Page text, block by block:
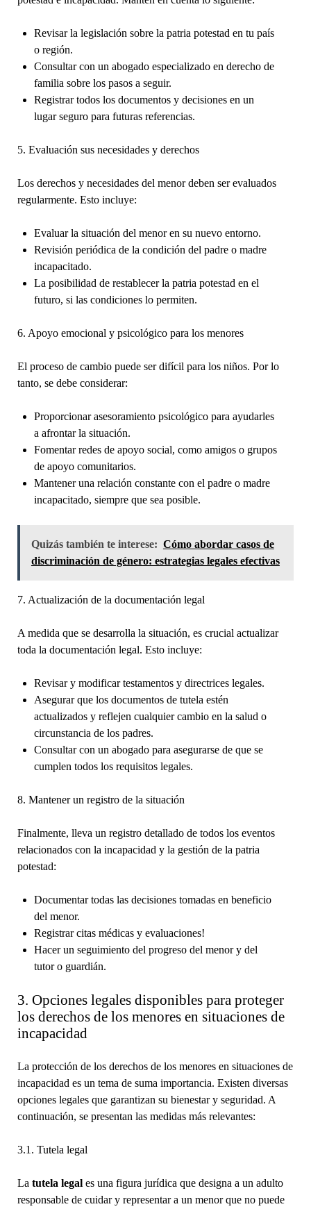
Revisar la legislación sobre la patria potestad en tu país
o región.
Consultar con un abogado especializado en derecho de
familia sobre los pasos a seguir.
Registrar todos los documentos y decisiones en un
lugar seguro para futuras referencias.
5. Evaluación sus necesidades y derechos
Los derechos y necesidades del menor deben ser evaluados
regularmente. Esto incluye:
Evaluar la situación del menor en su nuevo entorno.
Revisión periódica de la condición del padre o madre
incapacitado.
La posibilidad de restablecer la patria potestad en el
futuro, si las condiciones lo permiten.
6. Apoyo emocional y psicológico para los menores
El proceso de cambio puede ser difícil para los niños. Por lo
tanto, se debe considerar:
Proporcionar asesoramiento psicológico para ayudarles
a afrontar la situación.
Fomentar redes de apoyo social, como amigos o grupos
de apoyo comunitarios.
Mantener una relación constante con el padre o madre
incapacitado, siempre que sea posible.
Quizás también te interese: Cómo abordar casos de
discriminación de género: estrategias legales efectivas
7. Actualización de la documentación legal
A medida que se desarrolla la situación, es crucial actualizar
toda la documentación legal. Esto incluye:
Revisar y modificar testamentos y directrices legales.
Asegurar que los documentos de tutela estén
actualizados y reflejen cualquier cambio en la salud o
circunstancia de los padres.
Consultar con un abogado para asegurarse de que se
cumplen todos los requisitos legales.
8. Mantener un registro de la situación
Finalmente, lleva un registro detallado de todos los eventos
relacionados con la incapacidad y la gestión de la patria
potestad:
Documentar todas las decisiones tomadas en beneficio
del menor.
Registrar citas médicas y evaluaciones!
Hacer un seguimiento del progreso del menor y del
tutor o guardián.
3. Opciones legales disponibles para proteger
los derechos de los menores en situaciones de
incapacidad
La protección de los derechos de los menores en situaciones de
incapacidad es un tema de suma importancia. Existen diversas
opciones legales que garantizan su bienestar y seguridad. A
continuación, se presentan las medidas más relevantes:
3.1. Tutela legal
La tutela legales una figura jurídica que designa a un adulto
responsable de cuidar y representar a un menor que no puede